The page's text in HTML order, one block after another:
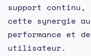
support continu,
cette synergie
performance et
utilisateur.